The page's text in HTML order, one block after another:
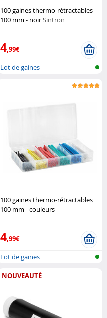
100 gaines thermo-rétractables
100 mm - noirSintron
4,99€
Lot de gaines
100 gaines thermo-rétractables
100 mm - couleurs
4,99€
Lot de gaines
NOUVEAUTÉ